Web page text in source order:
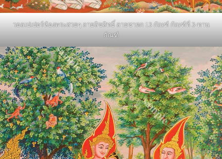
วอลเปเปอร์ห้องพระสวยๆ ลายลิขสิทธิ์ ลายชาดก 13 กัณฑ์ กัณฑ์ที่ 3-ทาน
กัณฑ์